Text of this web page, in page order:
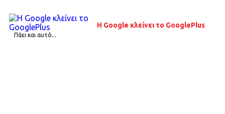
Η Google κλείνει το GooglePlus
Πάει και αυτό...